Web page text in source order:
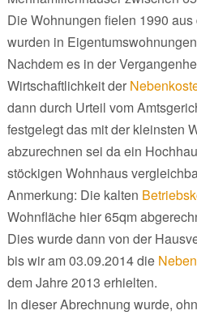
Die Wohnungen fielen 1990
wurden in
Nachdem es in der
Wirtschaftlichkeit der
dann durch Urteil vom
festgelegt das mit der kleinsten
abzurechnen sei da ein
stöckigen Wohnhaus
Anmerkung: Die kalten
Wohnfläche hier 65qm
Dies wurde dann von der
bis wir am 03.09.2014 die
dem Jahre 2013 erhielten.
In dieser Abrechnung wurde,